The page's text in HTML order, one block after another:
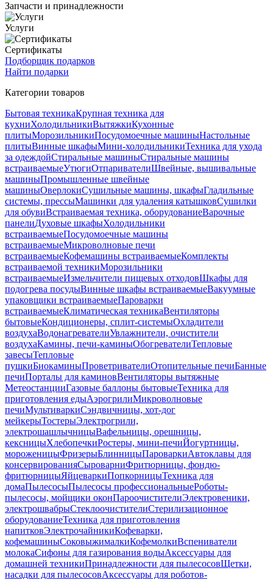
Запчасти и принадлежности
Услуги
Сертификаты
Подборщик подарков
Найти подарки
Категории товаров
Бытовая техникаКрупная техника для
кухниХолодильникиВытяжкиКухонные
плитыМорозильникиПосудомоечные машиныНастольные
плитыВинные шкафыМини-холодильникиТехника для ухода
за одеждойСтиральные машиныСтиральные машины
встраиваемыеУтюгиОтпаривателиШвейные, вышивальные
машиныПромышленные швейные
машиныОверлокиСушильные машины, шкафыГладильные
системы, прессыМашинки для удаления катышковСушилки
для обувиВстраиваемая техника, оборудованиеВарочные
панелиДуховые шкафыХолодильники
встраиваемыеПосудомоечные машины
встраиваемыеМикроволновые печи
встраиваемыеКофемашины встраиваемыеКомплекты
встраиваемой техникиМорозильники
встраиваемыеИзмельчители пищевых отходовШкафы для
подогрева посудыВинные шкафы встраиваемыеВакуумные
упаковщики встраиваемыеПароварки
встраиваемыеКлиматическая техникаВентиляторы
бытовыеКондиционеры, сплит-системыОхладители
воздухаВодонагревателиУвлажнители, очистители
воздухаКамины, печи-каминыОбогревателиТепловые
завесыТепловые
пушкиБиокаминыПроветривателиОтопительные печиБанные
печиПорталы для каминовВентиляторы вытяжные
МетеостанцииГазовые баллоны бытовыеТехника для
приготовления едыАэрогрилиМикроволновые
печиМультиваркиСэндвичницы, хот-дог
мейкерыТостерыЭлектрогрили,
электрошашлычницыВафельницы, орешницы,
кексницыХлебопечкиРостеры, мини-печиЙогуртницы,
мороженицыФризерыБлинницыПароваркиАвтоклавы для
консервированияСыроварниФритюрницы, фондю-
фритюрницыЯйцеваркиПопкорницыТехника для
домаПылесосыПылесосы профессиональныеРоботы-
пылесосы, мойщики оконПароочистителиЭлектровеники,
электрошвабрыСтеклоочистителиСтерилизационное
оборудованиеТехника для приготовления
напитковЭлектрочайникиКофеварки,
кофемашиныСоковыжималкиКофемолкиВспениватели
молокаСифоны для газирования водыАксессуары для
домашней техникиПринадлежности для пылесосовЩетки,
насадки для пылесосовАксессуары для роботов-